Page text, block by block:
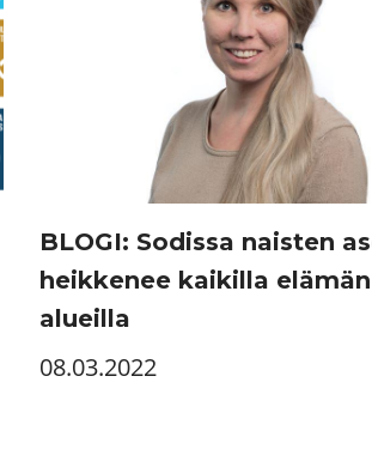
BLOGI: Sodissa naisten
heikkenee kaikilla elämän
alueilla
08.03.2022